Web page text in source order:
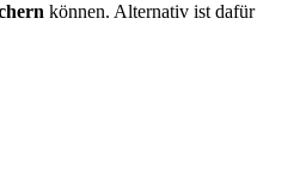
können. Alternativ ist dafür